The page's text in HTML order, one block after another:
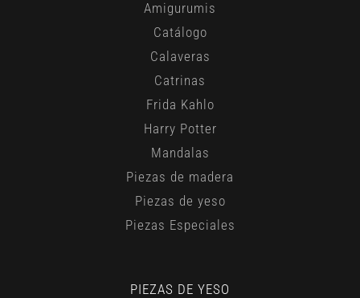
Amigurumis
Catálogo
Calaveras
Catrinas
Frida Kahlo
Harry Potter
Mandalas
Piezas de madera
Piezas de yeso
Piezas Especiales
PIEZAS DE YESO